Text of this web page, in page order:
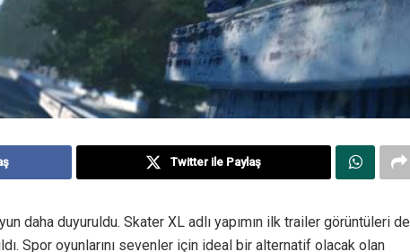
Twitter ile Paylaş
daha duyuruldu. Skater XL adlı yapımın ilk trailer görüntüleri de
Spor oyunlarını sevenler için ideal bir alternatif olacak olan